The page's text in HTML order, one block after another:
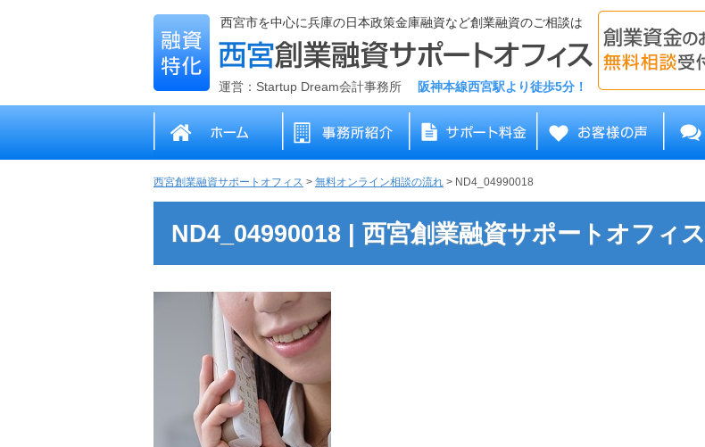
西宮市を中心に兵庫の日本政策金庫融資など創業融資のご相談は
運営：Startup Dream会計事務所 阪神本線西宮駅より徒歩5分！
西宮創業融資サポートオフィス > 無料オンライン相談の流れ > ND4_04990018
ND4_04990018 | 西宮創業融資サポートオフィス